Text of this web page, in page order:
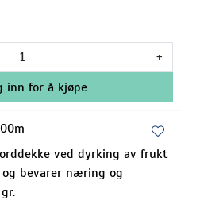
+
inn for å kjøpe
ved dyrking av frukt
bevarer næring og